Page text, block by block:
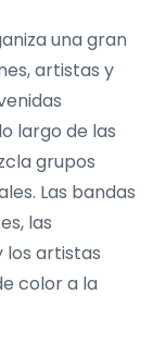
una gran
artistas y
largo de las
grupos
Las bandas
las
los artistas
color a la